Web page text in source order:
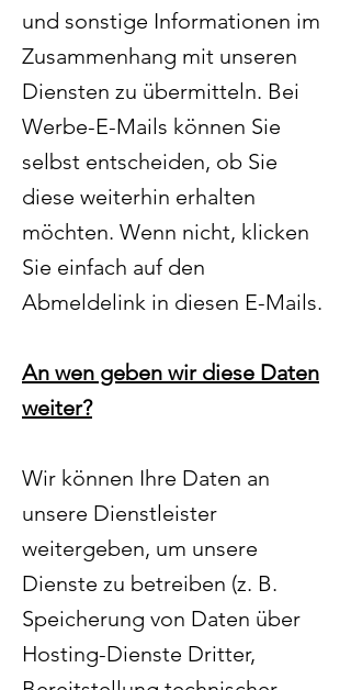
und sonstige Informationen im
Zusammenhang mit unseren
Diensten zu übermitteln. Bei
Werbe-E-Mails können Sie
selbst entscheiden, ob Sie
diese weiterhin erhalten
möchten. Wenn nicht, klicken
Sie einfach auf den
Abmeldelink in diesen E-Mails.
An wen geben wir diese Daten
weiter?
Wir können Ihre Daten an
unsere Dienstleister
weitergeben, um unsere
Dienste zu betreiben (z. B.
Speicherung von Daten über
Hosting-Dienste Dritter,